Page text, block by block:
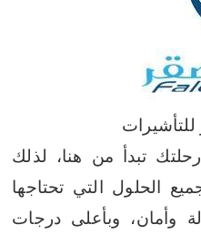
تبدأ من هنا، لذلك
الحلول التي تحتاجها
وأمان، وبأعلى درجات